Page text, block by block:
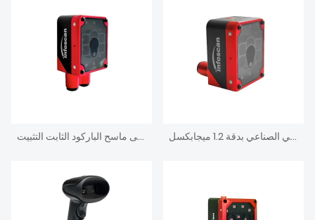
دليل صناعي يركز على ماسح الباركود الثابت التثبيت ماسح باركود ثابت التركيز التلقائي الصناعي بدقة 1.2 ميجابكسل